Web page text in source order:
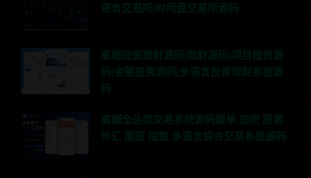
语言交易所|时间盘交易所源码
高端投资理财源码|理财源码|项目投资源
码|金融投资源码|多语言投资理财系统源
码
高端全品类交易系统源码跟单 加密 股票
外汇 期货 指数 多语言综合交易系统源码